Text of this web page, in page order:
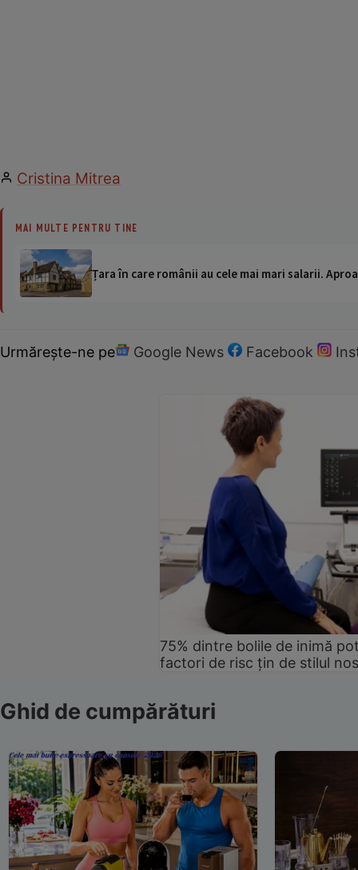
Cristina Mitrea
MAI MULTE PENTRU TINE
Țara în care românii au cele mai mari salarii.
Urmărește-ne pe Google News Facebook
75% dintre bolile de inimă
factori de risc țin de stilul
Ghid de cumpărături